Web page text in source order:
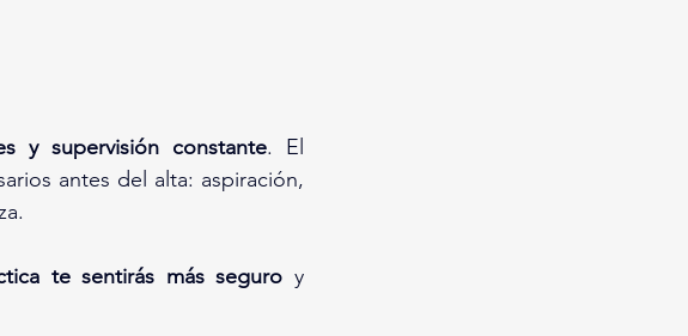
y supervisión constante. El
antes del alta: aspiración,
te sentirás más seguro y